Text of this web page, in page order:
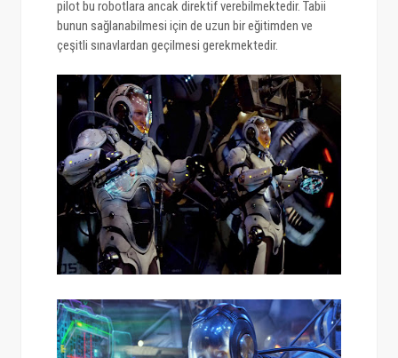
pilot bu robotlara ancak direktif verebilmektedir. Tabii
bunun sağlanabilmesi için de uzun bir eğitimden ve
çeşitli sınavlardan geçilmesi gerekmektedir.